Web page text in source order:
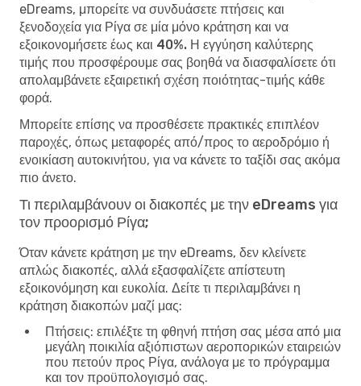
eDreams, μπορείτε να συνδυάσετε πτήσεις και
ξενοδοχεία για Ρίγα σε μία μόνο κράτηση και να
εξοικονομήσετε έως και 40%. Η εγγύηση καλύτερης
τιμής που προσφέρουμε σας βοηθά να διασφαλίσετε ότι
απολαμβάνετε εξαιρετική σχέση ποιότητας-τιμής κάθε
φορά.
Μπορείτε επίσης να προσθέσετε πρακτικές επιπλέον
παροχές, όπως μεταφορές από/προς το αεροδρόμιο ή
ενοικίαση αυτοκινήτου, για να κάνετε το ταξίδι σας ακόμα
πιο άνετο.
Τι περιλαμβάνουν οι διακοπές με την eDreams για
τον προορισμό Ρίγα;
Όταν κάνετε κράτηση με την eDreams, δεν κλείνετε
απλώς διακοπές, αλλά εξασφαλίζετε απίστευτη
εξοικονόμηση και ευκολία. Δείτε τι περιλαμβάνει η
κράτηση διακοπών μαζί μας:
Πτήσεις: επιλέξτε τη φθηνή πτήση σας μέσα από μια
μεγάλη ποικιλία αξιόπιστων αεροπορικών εταιρειών
που πετούν προς Ρίγα, ανάλογα με το πρόγραμμα
και τον προϋπολογισμό σας.